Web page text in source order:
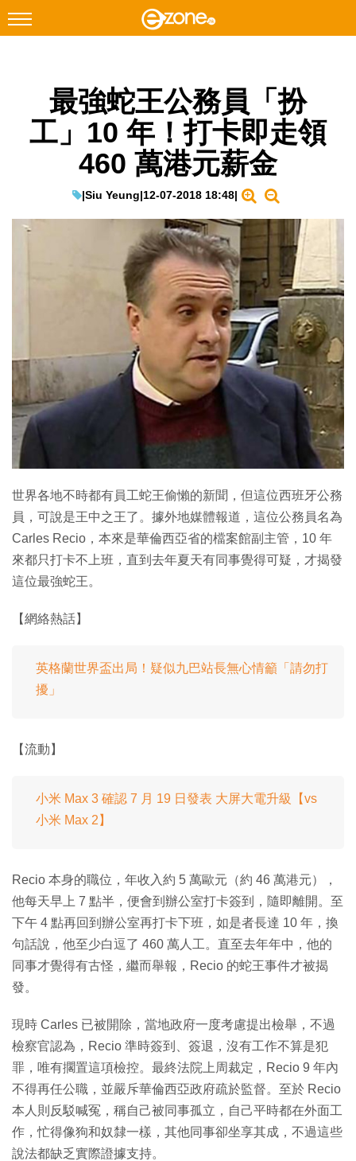
Facebook Instagram
教學評測
Enterprise Digital Transformation
特集
最強蛇王公務員「扮
工」10 年！打卡即走領
460 萬港元薪金
|Siu Yeung|12-07-2018 18:48|
世界各地不時都有員工蛇王偷懶的新聞，但這位西班牙公務
員，可說是王中之王了。據外地媒體報道，這位公務員名為
Carles Recio，本來是華倫西亞省的檔案館副主管，10 年
來都只打卡不上班，直到去年夏天有同事覺得可疑，才揭發
這位最強蛇王。
【網絡熱話】
英格蘭世界盃出局！疑似九巴站長無心情籲「請勿打
擾」
【流動】
小米 Max 3 確認 7 月 19 日發表 大屏大電升級【vs
小米 Max 2】
Recio 本身的職位，年收入約 5 萬歐元（約 46 萬港元），
他每天早上 7 點半，便會到辦公室打卡簽到，隨即離開。至
下午 4 點再回到辦公室再打卡下班，如是者長達 10 年，換
句話說，他至少白逗了 460 萬人工。直至去年年中，他的
同事才覺得有古怪，繼而舉報，Recio 的蛇王事件才被揭
發。
現時 Carles 已被開除，當地政府一度考慮提出檢舉，不過
檢察官認為，Recio 準時簽到、簽退，沒有工作不算是犯
罪，唯有擱置這項檢控。最終法院上周裁定，Recio 9 年內
不得再任公職，並嚴斥華倫西亞政府疏於監督。至於 Recio
本人則反駁喊冤，稱自己被同事孤立，自己平時都在外面工
作，忙得像狗和奴隸一樣，其他同事卻坐享其成，不過這些
說法都缺乏實際證據支持。